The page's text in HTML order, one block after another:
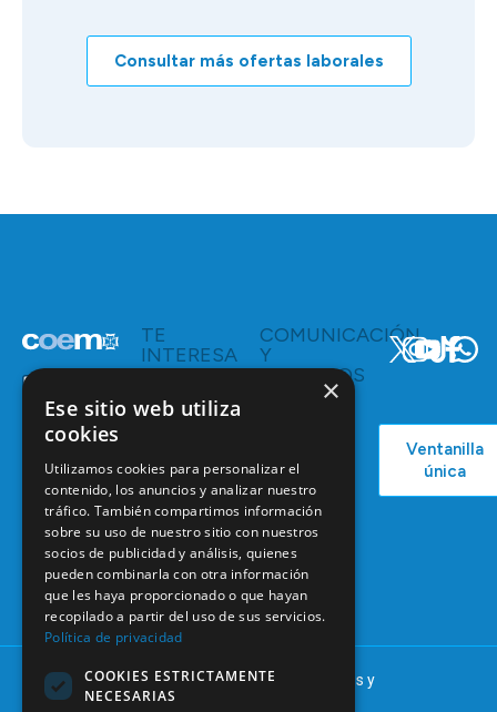
Consultar más ofertas laborales
C/ Mauricio
28046
Madrid
91 561 29 05
informacion@coem.org.es
TE
INTERESA
Ventajas
Formación
Continuada
Tablón de
anuncios
COMUNICACIÓN
Y
RECURSOS
Campañas
Actualidad
Ventanilla
única
© 2025 – COEM – Colegio Oficial de Odontólogos y
Estomatólogos de la I región
×
Ese sitio web utiliza
cookies
Utilizamos cookies para personalizar el
contenido, los anuncios y analizar nuestro
tráfico. También compartimos información
sobre su uso de nuestro sitio con nuestros
socios de publicidad y análisis, quienes
pueden combinarla con otra información
que les haya proporcionado o que hayan
recopilado a partir del uso de sus servicios.
Política de privacidad
COOKIES ESTRICTAMENTE
NECESARIAS